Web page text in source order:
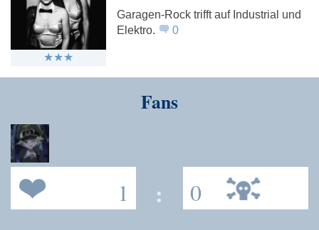
Garagen-Rock trifft auf Industrial und
Elektro.
0
Fans
1 : 0